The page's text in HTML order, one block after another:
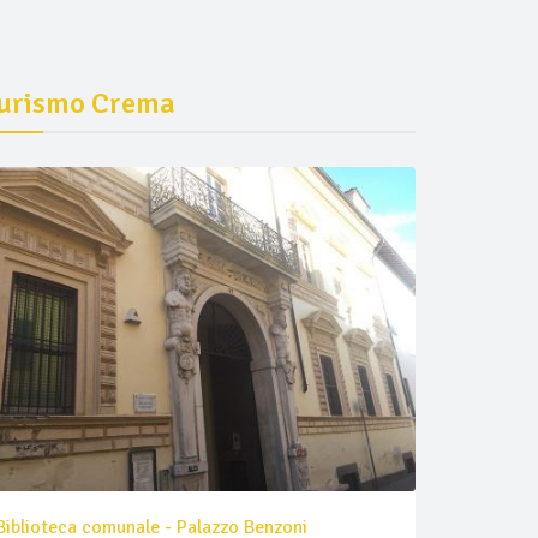
Crema
comunale - Palazzo Benzoni